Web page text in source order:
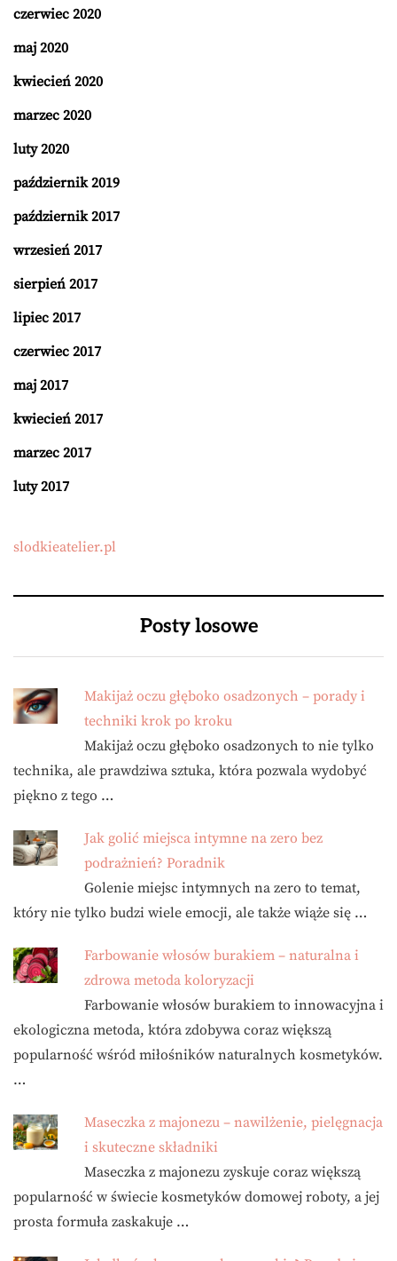
czerwiec 2020
maj 2020
kwiecień 2020
marzec 2020
luty 2020
październik 2019
październik 2017
wrzesień 2017
sierpień 2017
lipiec 2017
czerwiec 2017
maj 2017
kwiecień 2017
marzec 2017
luty 2017
slodkieatelier.pl
Posty losowe
Makijaż oczu głęboko osadzonych – porady i
techniki krok po kroku
Makijaż oczu głęboko osadzonych to nie tylko
technika, ale prawdziwa sztuka, która pozwala wydobyć
piękno z tego …
Jak golić miejsca intymne na zero bez
podrażnień? Poradnik
Golenie miejsc intymnych na zero to temat,
który nie tylko budzi wiele emocji, ale także wiąże się …
Farbowanie włosów burakiem – naturalna i
zdrowa metoda koloryzacji
Farbowanie włosów burakiem to innowacyjna i
ekologiczna metoda, która zdobywa coraz większą
popularność wśród miłośników naturalnych kosmetyków.
…
Maseczka z majonezu – nawilżenie, pielęgnacja
i skuteczne składniki
Maseczka z majonezu zyskuje coraz większą
popularność w świecie kosmetyków domowej roboty, a jej
prosta formuła zaskakuje …